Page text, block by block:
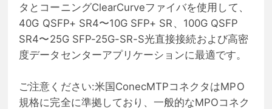
タとコーニングClearCurveファイバを使用して、
40G QSFP+ SR4〜10G SFP+ SR、100G QSFP
SR4〜25G SFP-25G-SR-S光直接接続および高密
度データセンターアプリケーションに最適です。
ご注意ください:米国ConecMTPコネクタはMPO
規格に完全に準拠しており、一般的なMPOコネク